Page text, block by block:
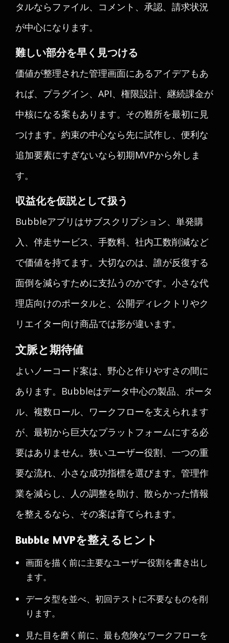
タルならファイル、コメント、承認、請求状況
が中心になります。
難しい部分を早く見つける
価値が整理された管理画面にあるアイデアもあ
れば、プラグイン、API、権限設計、継続課金が
中核になる案もあります。その難所を最初に見
つけます。約束の中心なら先に試作し、便利な
追加要素にすぎないなら初期MVPから外しま
す。
収益化を仮説として扱う
Bubbleアプリはサブスクリプション、単発購
入、伴走サービス、手数料、社内工数削減など
で価値を持てます。大切なのは、誰が反復する
面倒を減らすために支払うのかです。小さな代
理店向けのポータルと、公開ディレクトリやク
リエイター向け商品では形が違います。
文脈と期待値
よいノーコード案は、野心と作りやすさの間に
あります。Bubbleはデータ中心の製品、ポータ
ル、複数ロール、ワークフローを支えられます
が、最初から巨大なプラットフォームにする必
要はありません。狭いユーザー役割、一つの重
要な流れ、小さな成功指標を選びます。管理作
業を減らし、人の調整を助け、散らかった情報
を整えるなら、その案は育てられます。
Bubble MVPを整えるヒント
画面を描く前に主要なユーザー役割を書き出し
ます。
データ型を並べ、初回テストに不要なものを削
ります。
見た目を磨く前に、最も危険なワークフローを